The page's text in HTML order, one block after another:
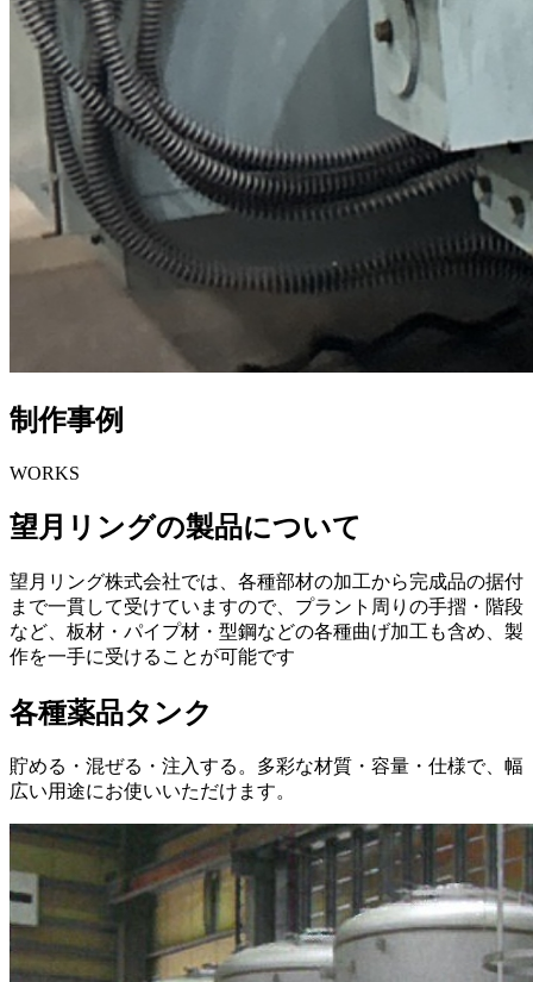
制作事例
WORKS
望月リングの製品について
望月リング株式会社では、各種部材の加工から完成品の据付
まで一貫して受けていますので、プラント周りの手摺・階段
など、板材・パイプ材・型鋼などの各種曲げ加工も含め、製
作を一手に受けることが可能です
各種薬品タンク
貯める・混ぜる・注入する。多彩な材質・容量・仕様で、幅
広い用途にお使いいただけます。